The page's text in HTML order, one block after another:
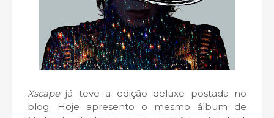
Xscapejá teve a edição deluxe postada no
blog. Hoje apresento o mesmo álbum de